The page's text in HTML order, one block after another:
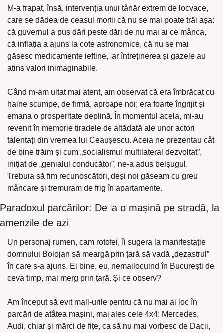
M-a frapat, însă, intervenția unui tânăr extrem de locvace,
care se dădea de ceasul morții că nu se mai poate trăi așa:
că guvernul a pus dări peste dări de nu mai ai ce mânca,
că inflația a ajuns la cote astronomice, că nu se mai
găsesc medicamente ieftine, iar întreținerea și gazele au
atins valori inimaginabile.
Când m-am uitat mai atent, am observat că era îmbrăcat cu
haine scumpe, de firmă, aproape noi; era foarte îngrijit și
emana o prosperitate deplină. În momentul acela, mi-au
revenit în memorie tiradele de altădată ale unor actori
talentați din vremea lui Ceaușescu. Aceia ne prezentau cât
de bine trăim și cum „socialismul multilateral dezvoltat”,
inițiat de „genialul conducător”, ne-a adus belșugul.
Trebuia să fim recunoscători, deși noi găseam cu greu
mâncare și tremuram de frig în apartamente.
Paradoxul parcărilor: De la o mașină pe stradă, la
amenzile de azi
Un personaj rumen, cam rotofei, îi sugera la manifestație
domnului Bolojan să meargă prin țară să vadă „dezastrul”
în care s-a ajuns. Ei bine, eu, nemailocuind în București de
ceva timp, mai merg prin țară. Și ce observ?
Am început să evit mall-urile pentru că nu mai ai loc în
parcări de atâtea mașini, mai ales cele 4x4: Mercedes,
Audi, chiar și mărci de fițe, ca să nu mai vorbesc de Dacii,